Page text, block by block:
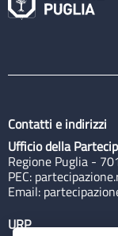
Contatti e indirizzi
Ufficio della
Regione Puglia -
PEC:
Email:
URP